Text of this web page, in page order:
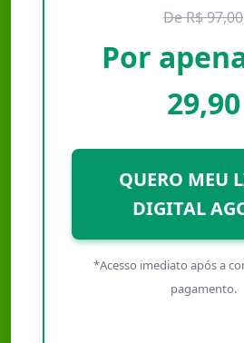
De R$ 97,00
Por
29,90
QUERO MEU
DIGITAL
*Acesso imediato após a
pagamento.